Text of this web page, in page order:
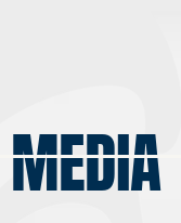
MEDIA